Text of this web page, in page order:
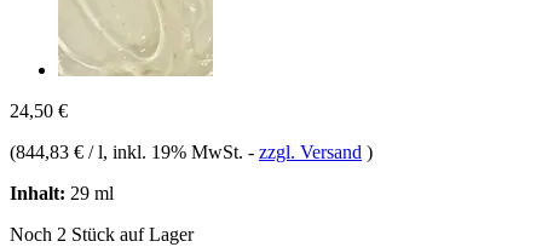
24,50 €
(844,83 € / l, inkl. 19% MwSt. - zzgl. Versand )
Inhalt: 29 ml
Noch 2 Stück auf Lager